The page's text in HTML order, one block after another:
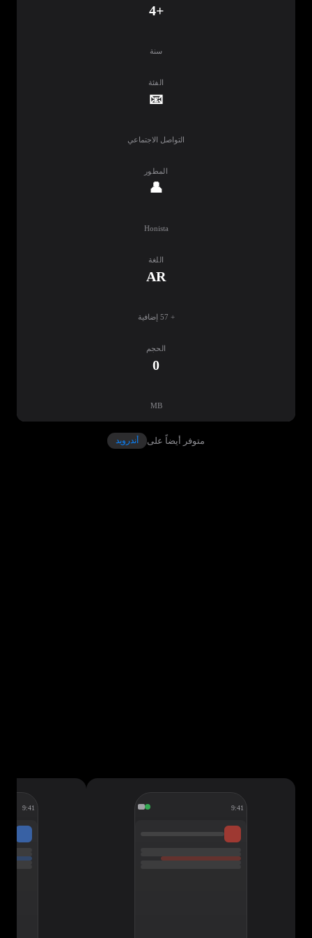
+4
سنة
الفئة
📧
التواصل الاجتماعي
المطور
👤
Honista
اللغة
AR
+ 57 إضافية
الحجم
0
MB
متوفر أيضاً على أندرويد
9:41
9:41